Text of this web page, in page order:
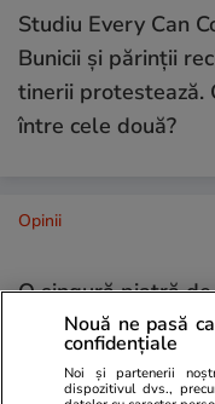
Studiu Every Can
Bunicii și părinții
tinerii protestează.
între cele două?
Opinii
O singură piatră
pentru Bibi
spre al șaptelea
Nouă ne pasă
confidențiale
Noi și partenerii
dispozitivul dvs.,